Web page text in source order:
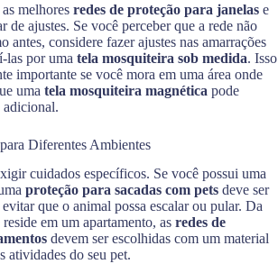
melhores redes de proteção para janelas e
de ajustes. Se você perceber que a rede não
antes, considere fazer ajustes nas amarrações
las por uma tela mosquiteira sob medida. Isso
importante se você mora em uma área onde
uma tela mosquiteira magnética pode
adicional.
Diferentes Ambientes
cuidados específicos. Se você possui uma
proteção para sacadas com pets deve ser
que o animal possa escalar ou pular. Da
em um apartamento, as redes de
devem ser escolhidas com um material
atividades do seu pet.